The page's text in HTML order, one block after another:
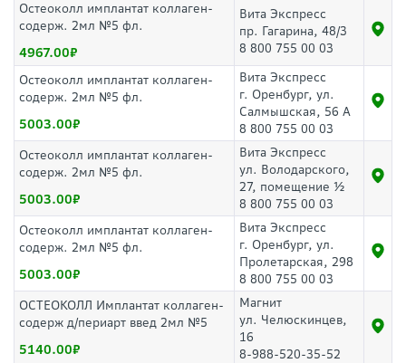
Остеоколл имплантат коллаген-
содерж. 2мл №5 фл.
4967.00
Вита Экспресс
пр. Гагарина, 48/3
8 800 755 00 03
Остеоколл имплантат коллаген-
содерж. 2мл №5 фл.
5003.00
Вита Экспресс
г. Оренбург, ул.
Салмышская, 56 А
8 800 755 00 03
Остеоколл имплантат коллаген-
содерж. 2мл №5 фл.
5003.00
Вита Экспресс
ул. Володарского,
27, помещение ½
8 800 755 00 03
Остеоколл имплантат коллаген-
содерж. 2мл №5 фл.
5003.00
Вита Экспресс
г. Оренбург, ул.
Пролетарская, 298
8 800 755 00 03
ОСТЕОКОЛЛ Имплантат коллаген-
содерж д/периарт введ 2мл №5
5140.00
Магнит
ул. Челюскинцев,
16
8-988-520-35-52